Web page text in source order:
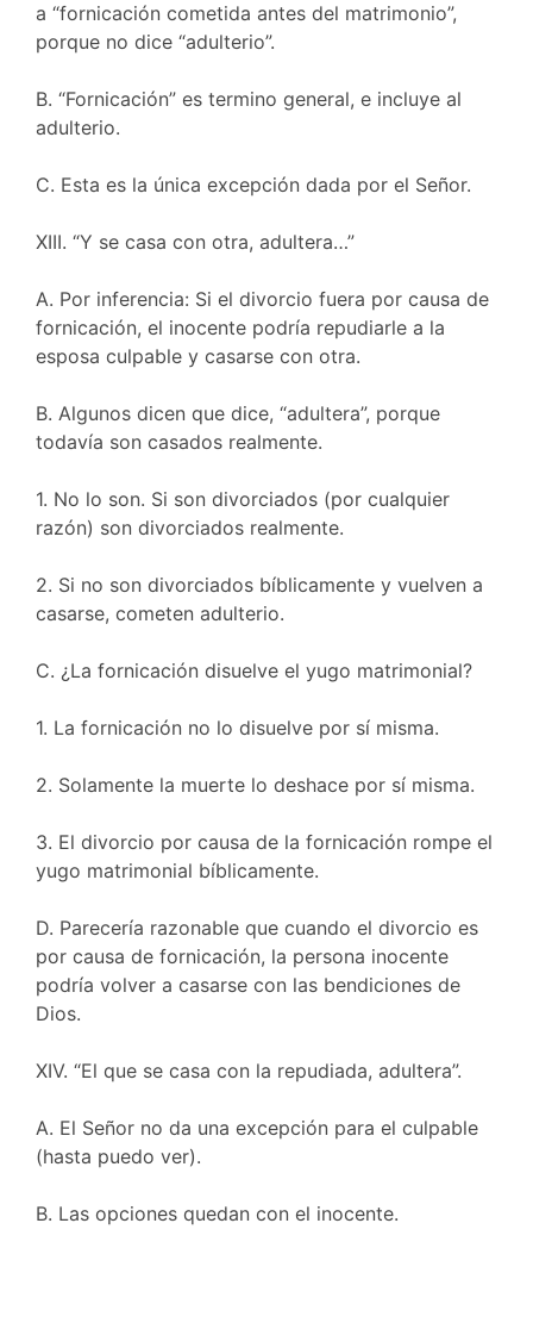
a “fornicación cometida antes del matrimonio”,
porque no dice “adulterio”.
B. “Fornicación” es termino general, e incluye al
adulterio.
C. Esta es la única excepción dada por el Señor.
XIII. “Y se casa con otra, adultera…”
A. Por inferencia: Si el divorcio fuera por causa de
fornicación, el inocente podría repudiarle a la
esposa culpable y casarse con otra.
B. Algunos dicen que dice, “adultera”, porque
todavía son casados realmente.
1. No lo son. Si son divorciados (por cualquier
razón) son divorciados realmente.
2. Si no son divorciados bíblicamente y vuelven a
casarse, cometen adulterio.
C. ¿La fornicación disuelve el yugo matrimonial?
1. La fornicación no lo disuelve por sí misma.
2. Solamente la muerte lo deshace por sí misma.
3. El divorcio por causa de la fornicación rompe el
yugo matrimonial bíblicamente.
D. Parecería razonable que cuando el divorcio es
por causa de fornicación, la persona inocente
podría volver a casarse con las bendiciones de
Dios.
XIV. “El que se casa con la repudiada, adultera”.
A. El Señor no da una excepción para el culpable
(hasta puedo ver).
B. Las opciones quedan con el inocente.